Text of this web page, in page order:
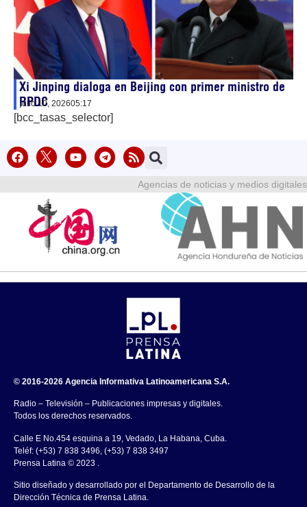
Xi Jinping dialoga en Beijing con primer ministro de
RPDC
julio 10, 202605:17
[bcc_tasas_selector]
Agencias de noticias y medios digitales
© 2016-2026 Agencia Informativa Latinoamericana S.A.
Radio – Televisión – Publicaciones impresas y digitales.
Todos los derechos reservados.
Calle E No.454 esquina a 19, Vedado, La Habana, Cuba.
Teléf: (+53) 7 838 3496, (+53) 7 838 3497
Prensa Latina © 2023 .
Sitio diseñado y desarrollado por el Departamento de Desarrollo de la
Dirección Técnica de Prensa Latina.